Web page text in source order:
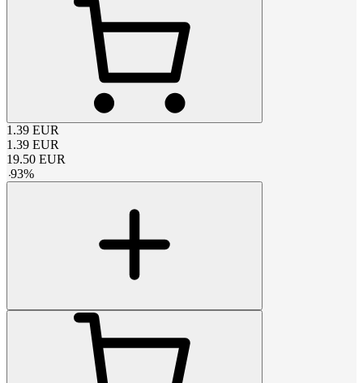
1.39 EUR
1.39 EUR
19.50 EUR
-93%